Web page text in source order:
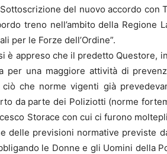
del nuovo accordo con
treno nell’ambito della Regione
per le Forze dell’Ordine”.
è appreso che il predetto Questore,
per una maggiore attività di
ciò che norme vigenti già
da parte dei Poliziotti (norme
Storace con cui ci furono
delle previsioni normative previste
le Donne e gli Uomini della